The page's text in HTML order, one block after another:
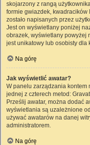
skojarzony z rangą
formie gwiazdek,
zostało napisanych przez
Jest on wyświetlany poniżej
obrazek, wyświetlany powyżej
jest unikatowy lub osobisty dla
Na górę
Jak wyświetlić awatar?
W panelu zarządzania kontem
jednej z czterech metod:
Prześlij awatar, można dodać
wyświetlania są uzależnione
używać awatarów na danej
administratorem.
Na górę